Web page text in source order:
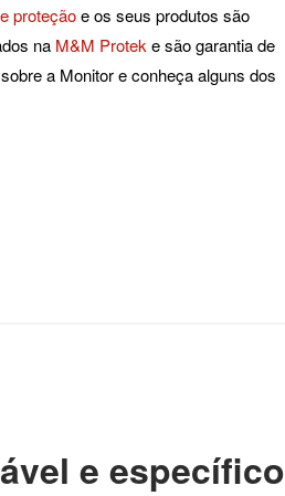
proteçãoe os seus produtos são
na M&M Protek e são garantia de
a Monitor e conheça alguns dos
e específico